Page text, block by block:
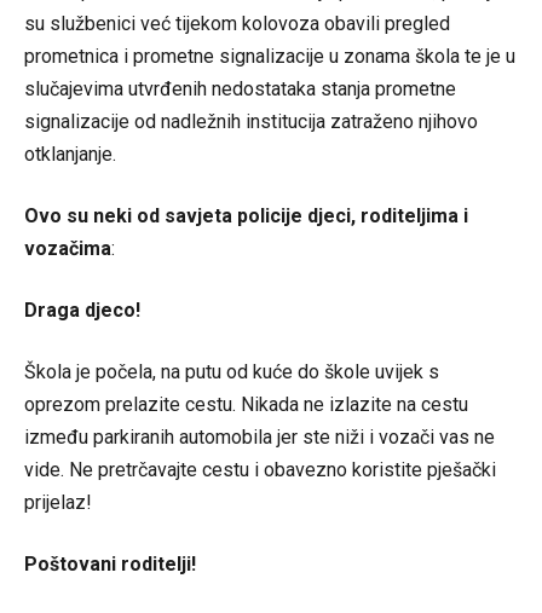
su službenici već tijekom kolovoza obavili pregled
prometnica i prometne signalizacije u zonama škola te je u
slučajevima utvrđenih nedostataka stanja prometne
signalizacije od nadležnih institucija zatraženo njihovo
otklanjanje.
Ovo su neki od savjeta policije djeci, roditeljima i
vozačima:
Draga djeco!
Škola je počela, na putu od kuće do škole uvijek s
oprezom prelazite cestu. Nikada ne izlazite na cestu
između parkiranih automobila jer ste niži i vozači vas ne
vide. Ne pretrčavajte cestu i obavezno koristite pješački
prijelaz!
Poštovani roditelji!